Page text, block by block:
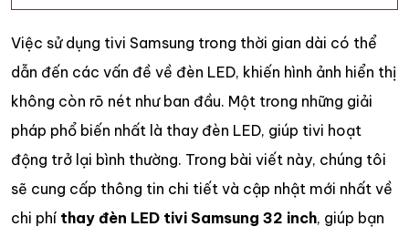
Việc sử dụng tivi Samsung trong thời gian dài có thể
dẫn đến các vấn đề về đèn LED, khiến hình ảnh hiển thị
không còn rõ nét như ban đầu. Một trong những giải
pháp phổ biến nhất là thay đèn LED, giúp tivi hoạt
động trở lại bình thường. Trong bài viết này, chúng tôi
sẽ cung cấp thông tin chi tiết và cập nhật mới nhất về
chi phí thay đèn LED tivi Samsung 32 inch, giúp bạn